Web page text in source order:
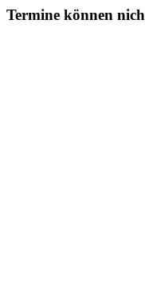
Termine können